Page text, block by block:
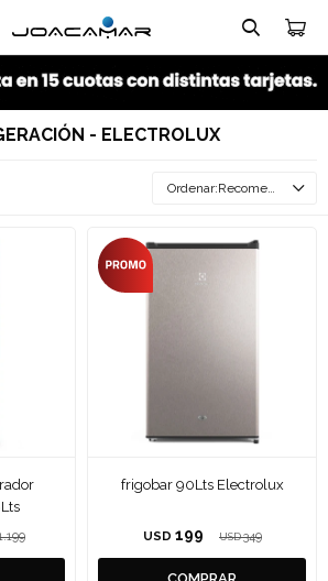
- ELECTROLUX
Recomendados
frigobar 90Lts Electrolux
USD 199 USD 349